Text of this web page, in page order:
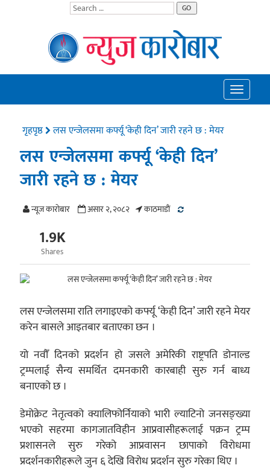
GO
Toggle
गृहपृष्ठ लस एन्जेलसमा कर्फ्यू ‘केही दिन’ जारी रहने छ : मेयर
लस एन्जेलसमा कर्फ्यू ‘केही दिन’
जारी रहने छ : मेयर
न्यूज काराेबार असार २, २०८२ काठमाडाैं
1.9K
Shares
लस एन्जेलसमा राति लगाइएको कर्फ्यू ‘केही दिन’ जारी रहने मेयर
करेन बासले आइतबार बताएका छन ।
यो नवौँ दिनको प्रदर्शन हो जसले अमेरिकी राष्ट्रपति डोनाल्ड
ट्रम्पलाई सैन्य समर्थित दमनकारी कारबाही सुरु गर्न बाध्य
बनाएको छ ।
डेमोक्रेट नेतृत्वको क्यालिफोर्नियाको भारी ल्याटिनो जनसङ्ख्या
भएको सहरमा कागजातविहीन आप्रवासीहरूलाई पक्रन ट्रम्प
प्रशासनले सुरु गरेको आप्रवासन छापाको विरोधमा
प्रदर्शनकारीहरूले जुन ६ देखि विरोध प्रदर्शन सुरु गरेका थिए ।